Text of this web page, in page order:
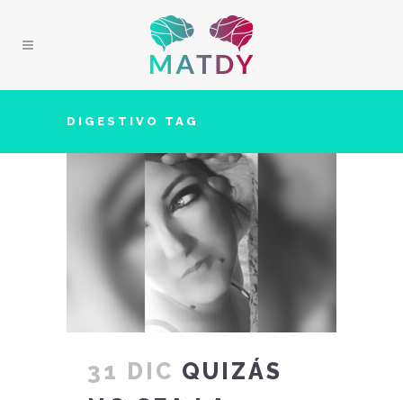
DIGESTIVO TAG
31 DIC QUIZÁS